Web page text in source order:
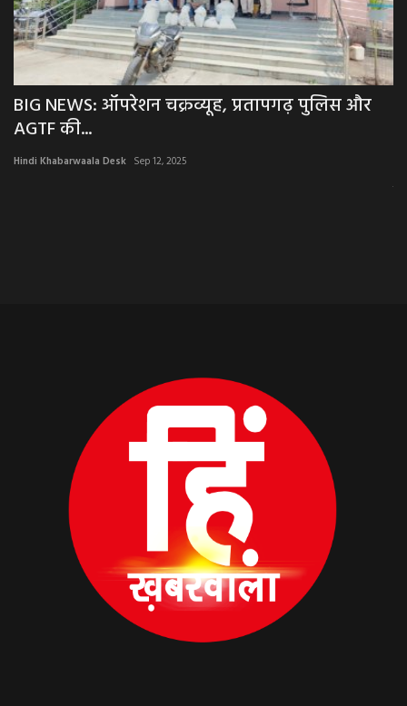
BIG NEWS: ऑपरेशन चक्रव्यूह, प्रतापगढ़ पुलिस और
AGTF की...
Hindi Khabarwaala Desk Sep 12, 2025